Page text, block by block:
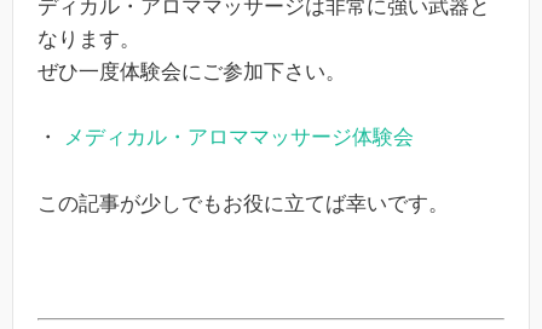
ディカル・アロママッサージは非常に強い武器と
なります。
ぜひ一度体験会にご参加下さい。
・ メディカル・アロママッサージ体験会
この記事が少しでもお役に立てば幸いです。